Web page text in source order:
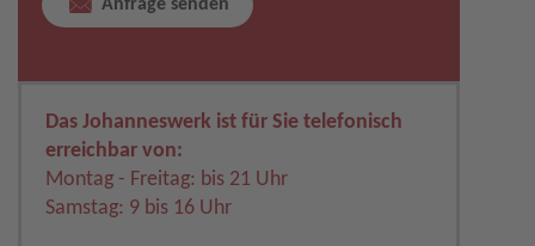
Anfrage senden
Das Johanneswerk ist für Sie telefonisch
erreichbar von:
Montag - Freitag: bis 21 Uhr
Samstag: 9 bis 16 Uhr